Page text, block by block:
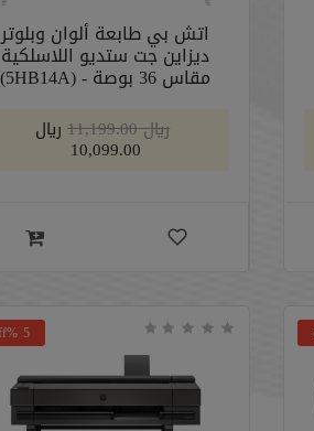
اتش بي طابعة ألوان وبلوتر
ديزاين جت ستديو اللاسلكية
مقاس 36 بوصة - (5HB14A)
﷼ 11,199.00 ﷼
10,099.00
5 %off